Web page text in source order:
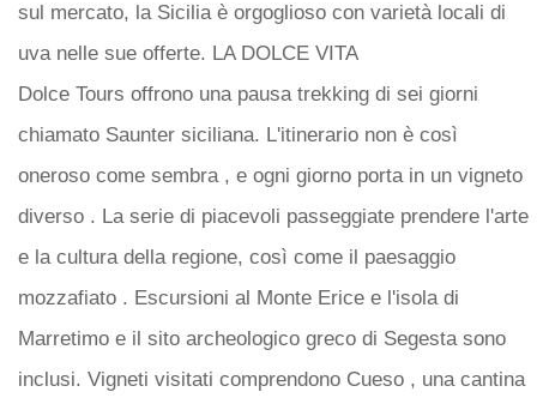
sul mercato, la Sicilia è orgoglioso con varietà locali di
uva nelle sue offerte. LA DOLCE VITA
Dolce Tours offrono una pausa trekking di sei giorni
chiamato Saunter siciliana. L'itinerario non è così
oneroso come sembra , e ogni giorno porta in un vigneto
diverso . La serie di piacevoli passeggiate prendere l'arte
e la cultura della regione, così come il paesaggio
mozzafiato . Escursioni al Monte Erice e l'isola di
Marretimo e il sito archeologico greco di Segesta sono
inclusi. Vigneti visitati comprendono Cueso , una cantina